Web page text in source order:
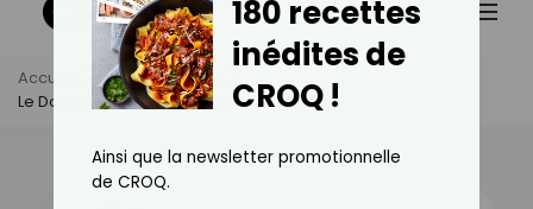
Accueil Actus
Sport
Le Donkey Kicks Pour Muscler Ses Fessiers
180 recettes
inédites de
CROQ !
Ainsi que la newsletter promotionnelle
de CROQ.